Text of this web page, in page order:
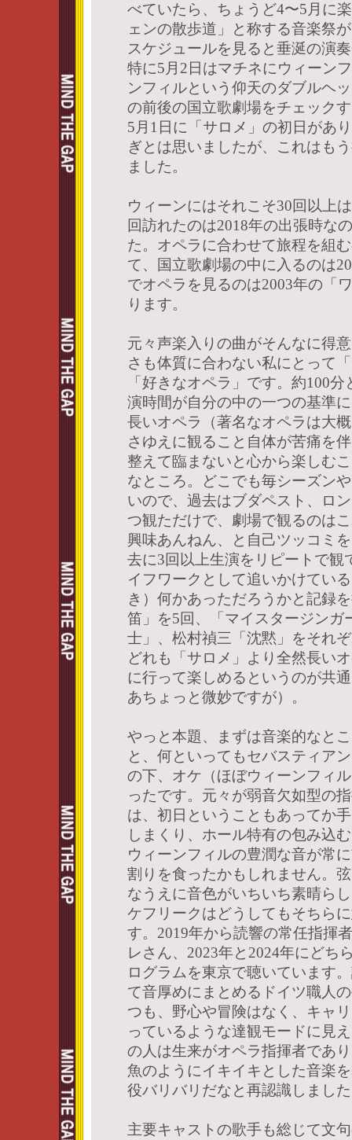
べていたら、ちょうど4〜5月に
ェンの散歩道」と称する音楽祭
スケジュールを見ると垂涎の演
特に5月2日はマチネにウィーン
ンフィルという仰天のダブルヘ
の前後の国立歌劇場をチェック
5月1日に「サロメ」の初日があ
ぎとは思いましたが、これはも
ました。
ウィーンにはそれこそ30回以上
回訪れたのは2018年の出張時な
た。オペラに合わせて旅程を組
て、国立歌劇場の中に入るのは
でオペラを見るのは2003年の「
ります。
元々声楽入りの曲がそんなに得
さも体質に合わない私にとって
「好きなオペラ」です。約100
演時間が自分の中の一つの基準
長いオペラ（著名なオペラは大
さゆえに観ること自体が苦痛を
整えて臨まないと心から楽しむ
なところ。どこでも毎シーズン
いので、過去はブダペスト、ロ
つ観ただけで、劇場で観るのは
興味あんねん、と自己ツッコミ
去に3回以上生演をリピートで観
イフワークとして追いかけてい
き）何かあっただろうかと記録
笛」を5回、「マイスタージンガ
士」、松村禎三「沈黙」をそれ
どれも「サロメ」より全然長い
に行って楽しめるというのが共
あちょっと微妙ですが）。
やっと本題、まずは音楽的なと
と、何といってもセバスティア
の下、オケ（ほぼウィーンフィ
ったです。元々が弱音欠如型の
は、初日ということもあってか
しまくり、ホール特有の包み込
ウィーンフィルの豊潤な音が常
割りを食ったかもしれません。
なうえに音色がいちいち素晴ら
ケフリークはどうしてもそちら
す。2019年から読響の常任指揮
レさん、2023年と2024年にどち
ログラムを東京で聴いています
て音厚めにまとめるドイツ職人
つも、野心や冒険はなく、キャ
っているような達観モードに見
の人は生来がオペラ指揮者であ
魚のようにイキイキとした音楽
役バリバリだなと再認識しまし
主要キャストの歌手も総じて文